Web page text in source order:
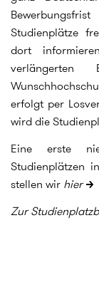
Studienplätze
dort
erfolgt per
wird die
Eine erste
Studienplätzen
stellen wir hier
Zur